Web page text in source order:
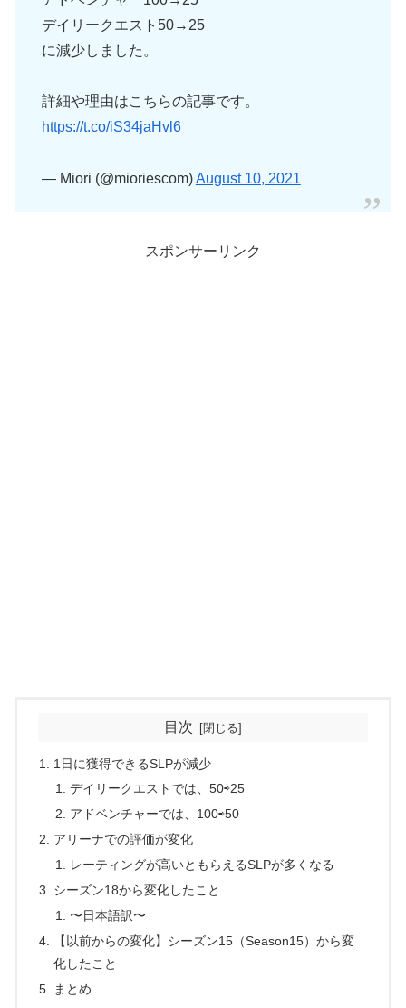
デイリークエスト50→25
に減少しました。
詳細や理由はこちらの記事です。
https://t.co/iS34jaHvl6
— Miori (@mioriescom)August 10, 2021
スポンサーリンク
目次
1日に獲得できるSLPが減少
デイリークエストでは、50⇨25
アドベンチャーでは、100⇨50
アリーナでの評価が変化
レーティングが高いともらえるSLPが多くなる
シーズン18から変化したこと
〜日本語訳〜
【以前からの変化】シーズン15（Season15）から変
化したこと
まとめ